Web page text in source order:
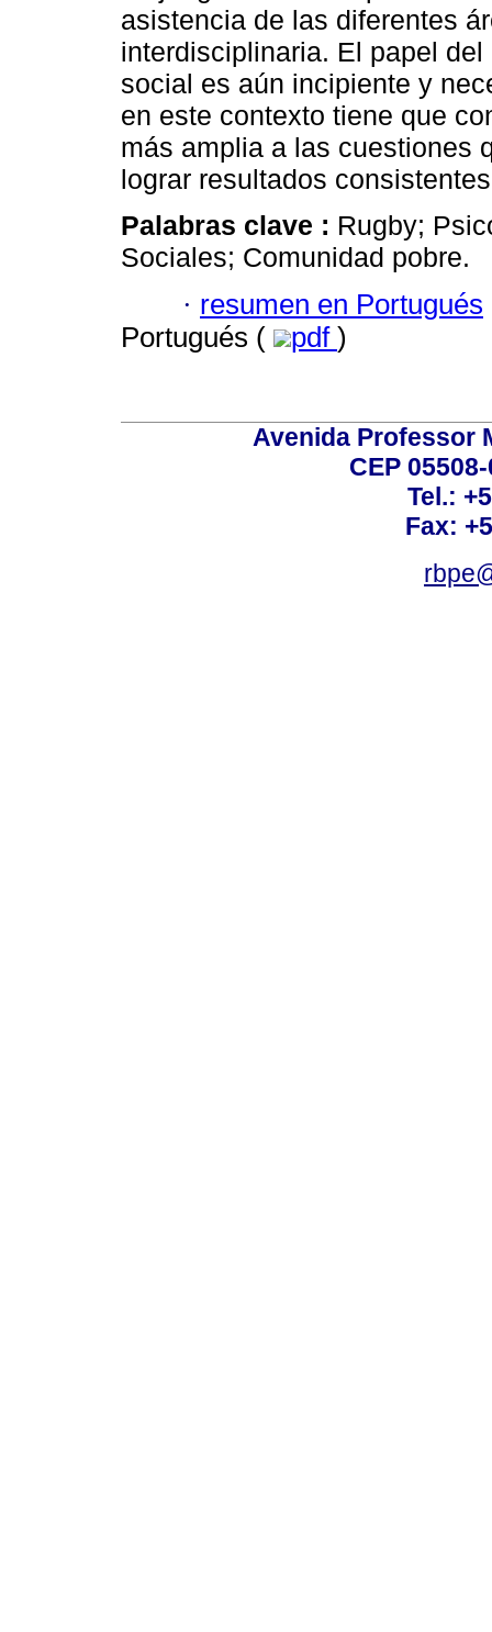
asistencia de las diferentes
interdisciplinaria. El papel
social es aún incipiente y
en este contexto tiene que
más amplia a las cuestiones
lograr resultados
Palabras clave : Rugby;
Sociales; Comunidad pobre.
· resumen en Portugués
Portugués (
pdf )
Avenida Professor
CEP
Tel.:
Fax: